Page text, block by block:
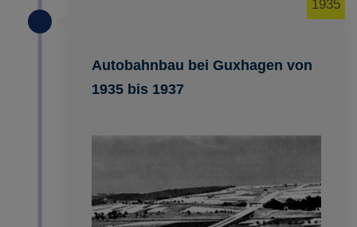
Autobahnbau bei Guxhagen von
1935 bis 1937
1935